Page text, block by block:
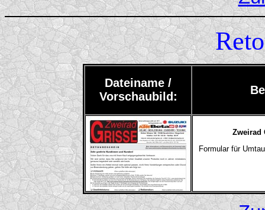
Dateiname /
Vorschaubild:
Zweirad
Formular für